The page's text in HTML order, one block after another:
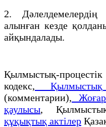
2. Дәлелдемелердiң
алынған кезде
айқындалады.
Қылмыстық-
кодекс, Қылмыстық
(комментарии),
қаулысы,
құқықтық актілер